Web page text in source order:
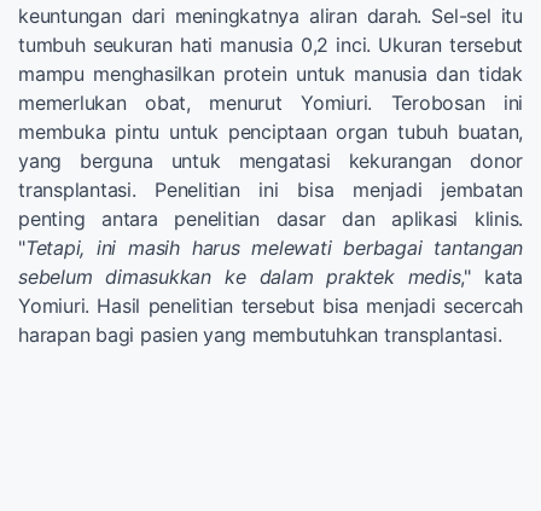
keuntungan dari meningkatnya aliran darah. Sel-sel itu
tumbuh seukuran hati manusia 0,2 inci. Ukuran tersebut
mampu menghasilkan protein untuk manusia dan tidak
memerlukan obat, menurut Yomiuri. Terobosan ini
membuka pintu untuk penciptaan organ tubuh buatan,
yang berguna untuk mengatasi kekurangan donor
transplantasi. Penelitian ini bisa menjadi jembatan
penting antara penelitian dasar dan aplikasi klinis.
"Tetapi, ini masih harus melewati berbagai tantangan
sebelum dimasukkan ke dalam praktek medis," kata
Yomiuri. Hasil penelitian tersebut bisa menjadi secercah
harapan bagi pasien yang membutuhkan transplantasi.